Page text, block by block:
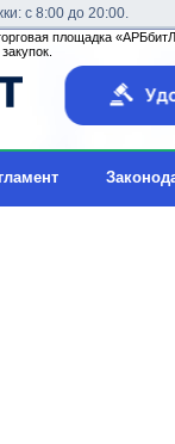
с 8:00 до 20:00.
площадка